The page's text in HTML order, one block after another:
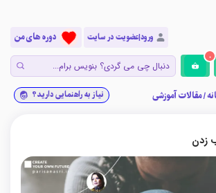
ورود|عضویت در سایت دوره های من
0
/مقالات آموزشی نیاز به راهنمایی دارید؟
زدن